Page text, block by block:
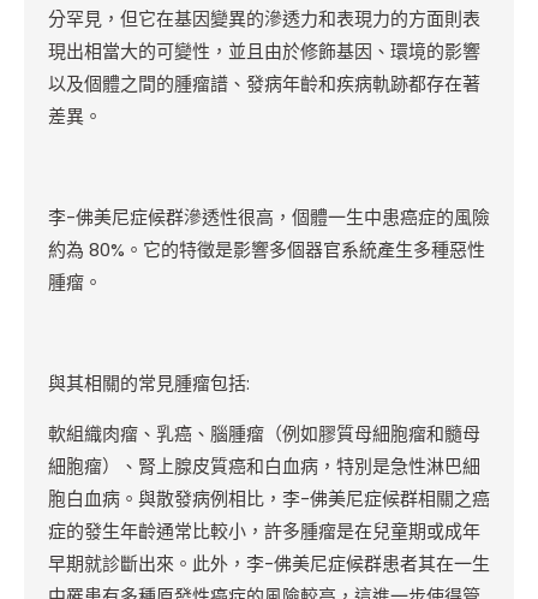
分罕見，但它在基因變異的滲透力和表現力的方面則表
現出相當大的可變性，並且由於修飾基因、環境的影響
以及個體之間的腫瘤譜、發病年齡和疾病軌跡都存在著
差異。
李-佛美尼症候群滲透性很高，個體一生中患癌症的風險
約為 80%。它的特徵是影響多個器官系統產生多種惡性
腫瘤。
與其相關的常見腫瘤包括:
軟組織肉瘤、乳癌、腦腫瘤（例如膠質母細胞瘤和髓母
細胞瘤）、腎上腺皮質癌和白血病，特別是急性淋巴細
胞白血病。與散發病例相比，李-佛美尼症候群相關之癌
症的發生年齡通常比較小，許多腫瘤是在兒童期或成年
早期就診斷出來。此外，李-佛美尼症候群患者其在一生